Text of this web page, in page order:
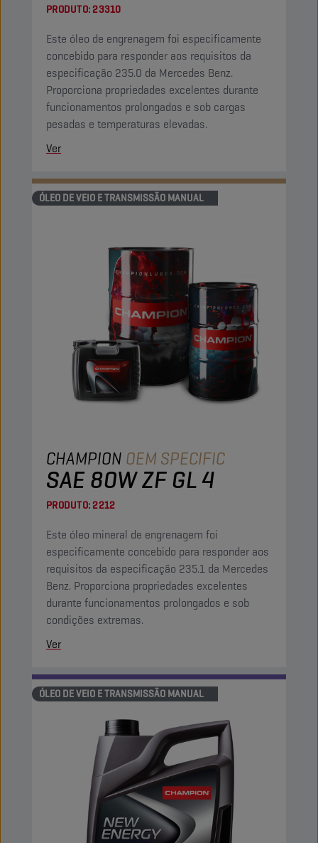
PRODUTO:23310
Este óleo de engrenagem foi especificamente
concebido para responder aos requisitos da
especificação 235.0 da Mercedes Benz.
Proporciona propriedades excelentes durante
funcionamentos prolongados e sob cargas
pesadas e temperaturas elevadas.
Ver
ÓLEO DE VEIO E TRANSMISSÃO MANUAL
CHAMPION OEM SPECIFIC
SAE 80W ZF GL 4
PRODUTO:2212
Este óleo mineral de engrenagem foi
especificamente concebido para responder aos
requisitos da especificação 235.1 da Mercedes
Benz. Proporciona propriedades excelentes
durante funcionamentos prolongados e sob
condições extremas.
Ver
ÓLEO DE VEIO E TRANSMISSÃO MANUAL